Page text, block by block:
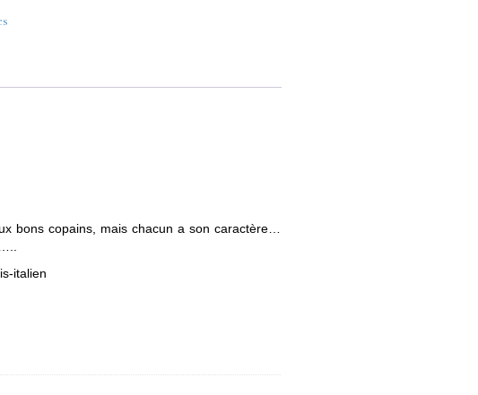
bons copains, mais chacun a son caractère…
italien